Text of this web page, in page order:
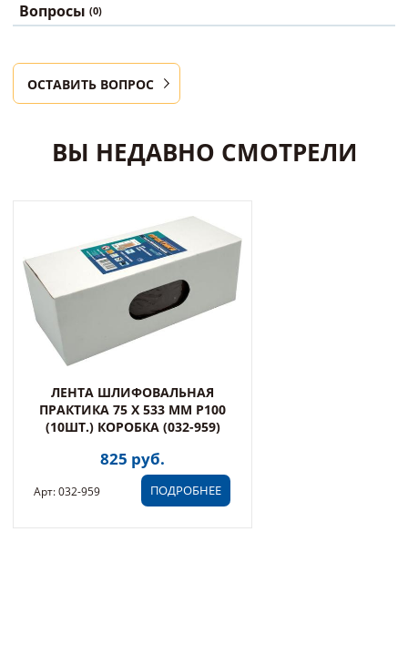
Вопросы (0)
ОСТАВИТЬ ВОПРОС
ВЫ НЕДАВНО СМОТРЕЛИ
ЛЕНТА ШЛИФОВАЛЬНАЯ
ПРАКТИКА 75 Х 533 ММ P100
(10ШТ.) КОРОБКА (032-959)
825 руб.
ПОДРОБНЕЕ
Арт: 032-959